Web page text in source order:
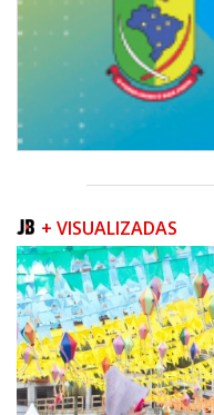
06/08/2026 | 07:00
Camboriú inicia obra que
mobilidade urbana
PORTO BELO
+ VISUALIZADAS